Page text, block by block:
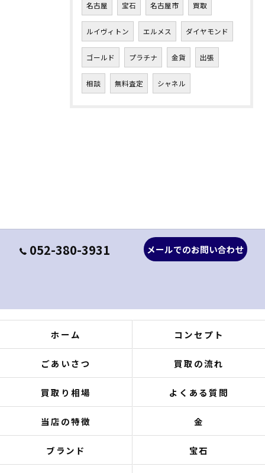
名古屋 宝石 名古屋市 買取
ルイヴィトン エルメス ダイヤモンド
ゴールド プラチナ 金貨 出張
相談 無料査定 シャネル
052-380-3931 メールでのお問い合わせ
ホーム コンセプト
ごあいさつ 買取の流れ
買取り相場 よくある質問
当店の特徴 金
ブランド 宝石